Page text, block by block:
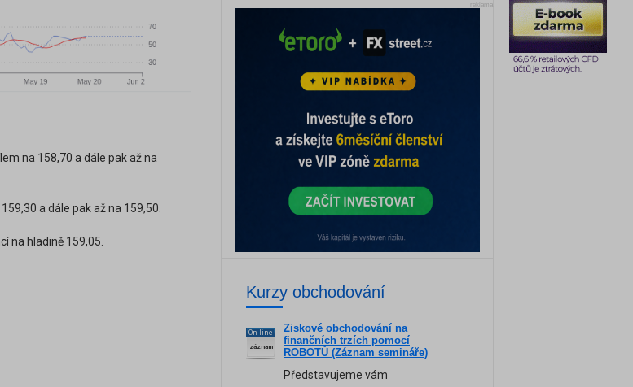
na 158,70 a dále pak až na
a dále pak až na 159,50.
na hladině 159,05.
reklama
Kurzy obchodování
On-line
záznam
Ziskové obchodování na
finančních trzích pomocí
ROBOTŮ (Záznam semináře)
Představujeme vám